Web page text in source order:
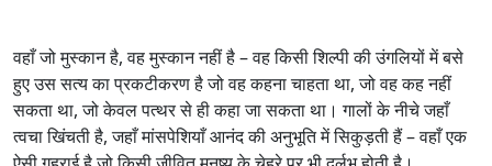
वहाँ जो मुस्कान है, वह मुस्कान नहीं है – वह किसी शिल्पी की उंगलियों में बसे
हुए उस सत्य का प्रकटीकरण है जो वह कहना चाहता था, जो वह कह नहीं
सकता था, जो केवल पत्थर से ही कहा जा सकता था। गालों के नीचे जहाँ
त्वचा खिंचती है, जहाँ मांसपेशियाँ आनंद की अनुभूति में सिकुड़ती हैं – वहाँ एक